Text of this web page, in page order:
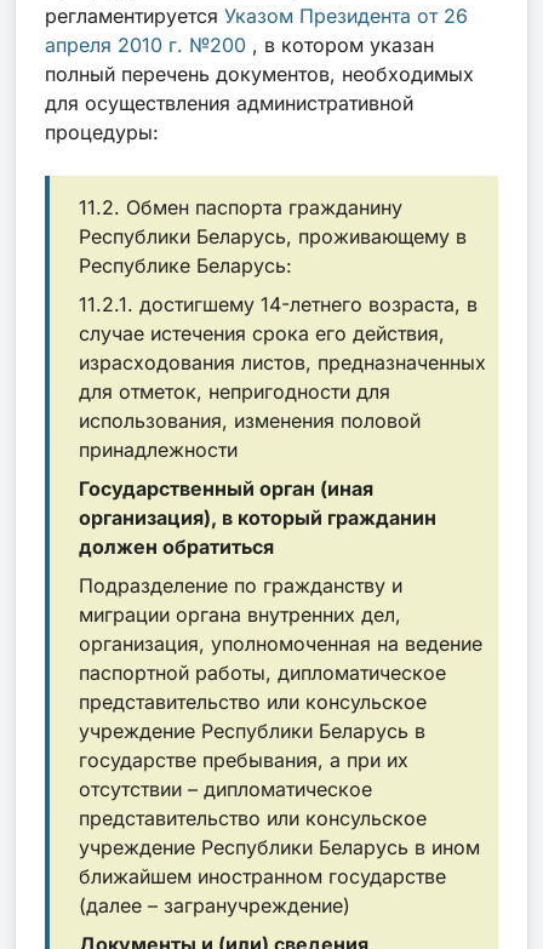
регламентируется Указом Президента от 26
апреля 2010 г. №200 , в котором указан
полный перечень документов, необходимых
для осуществления административной
процедуры:
11.2. Обмен паспорта гражданину
Республики Беларусь, проживающему в
Республике Беларусь:
11.2.1. достигшему 14-летнего возраста, в
случае истечения срока его действия,
израсходования листов, предназначенных
для отметок, непригодности для
использования, изменения половой
принадлежности
Государственный орган (иная
организация), в который гражданин
должен обратиться
Подразделение по гражданству и
миграции органа внутренних дел,
организация, уполномоченная на ведение
паспортной работы, дипломатическое
представительство или консульское
учреждение Республики Беларусь в
государстве пребывания, а при их
отсутствии – дипломатическое
представительство или консульское
учреждение Республики Беларусь в ином
ближайшем иностранном государстве
(далее – загранучреждение)
Документы и (или) сведения,